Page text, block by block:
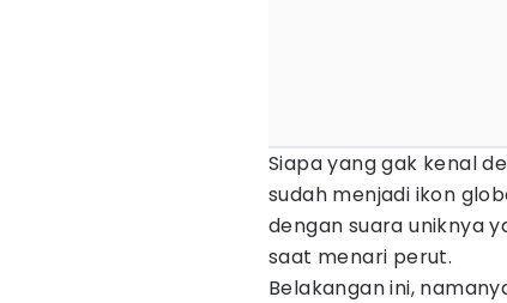
Siapa yang gak kenal
sudah menjadi ikon
dengan suara uniknya
saat menari perut.
Belakangan ini,